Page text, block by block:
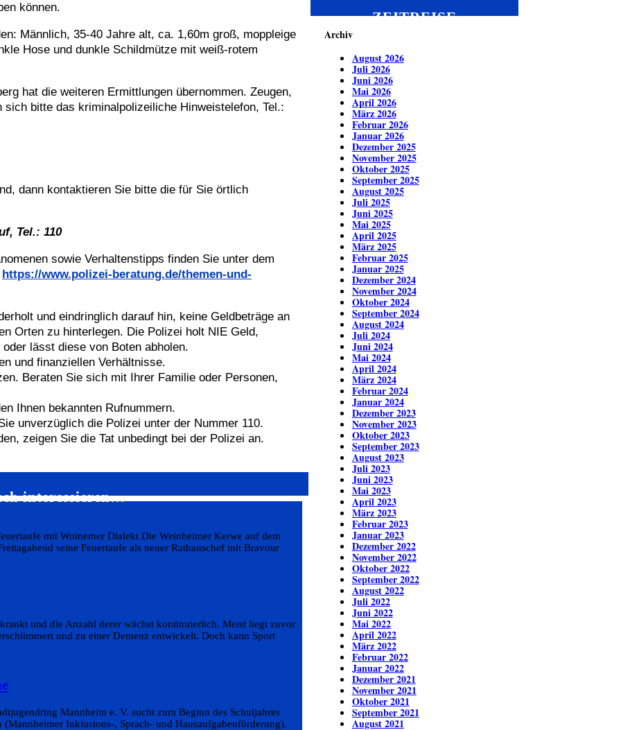
können.
Männlich, 35-40 Jahre alt, ca. 1,60m groß, moppleige
Hose und dunkle Schildmütze mit weiß-rotem
hat die weiteren Ermittlungen übernommen. Zeugen,
bitte das kriminalpolizeiliche Hinweistelefon, Tel.:
dann kontaktieren Sie bitte die für Sie örtlich
Tel.: 110
sowie Verhaltenstipps finden Sie unter dem
https://www.polizei-beratung.de/themen-und-
und eindringlich darauf hin, keine Geldbeträge an
Orten zu hinterlegen. Die Polizei holt NIE Geld,
lässt diese von Boten abholen.
und finanziellen Verhältnisse.
Beraten Sie sich mit Ihrer Familie oder Personen,
Ihnen bekannten Rufnummern.
unverzüglich die Polizei unter der Nummer 110.
zeigen Sie die Tat unbedingt bei der Polizei an.
interessieren…
mit Woinemer Dialekt Die Weinheimer Kerwe auf dem
seine Feuertaufe als neuer Rathauschef mit Bravour
und die Anzahl derer wächst kontinuierlich. Meist liegt zuvor
und zu einer Demenz entwickelt. Doch kann Sport
Mannheim e. V. sucht zum Beginn des Schuljahres
Inklusions-, Sprach- und Hausaufgabenförderung).
ZEITREISE
Archiv
August 2026
Juli 2026
Juni 2026
Mai 2026
April 2026
März 2026
Februar 2026
Januar 2026
Dezember 2025
November 2025
Oktober 2025
September 2025
August 2025
Juli 2025
Juni 2025
Mai 2025
April 2025
März 2025
Februar 2025
Januar 2025
Dezember 2024
November 2024
Oktober 2024
September 2024
August 2024
Juli 2024
Juni 2024
Mai 2024
April 2024
März 2024
Februar 2024
Januar 2024
Dezember 2023
November 2023
Oktober 2023
September 2023
August 2023
Juli 2023
Juni 2023
Mai 2023
April 2023
März 2023
Februar 2023
Januar 2023
Dezember 2022
November 2022
Oktober 2022
September 2022
August 2022
Juli 2022
Juni 2022
Mai 2022
April 2022
März 2022
Februar 2022
Januar 2022
Dezember 2021
November 2021
Oktober 2021
September 2021
August 2021